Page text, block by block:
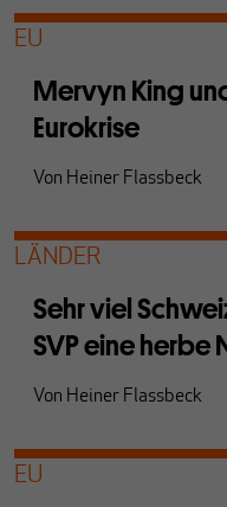
EU
Mervyn King
Eurokrise
Von Heiner Flassbeck
LÄNDER
Sehr viel
SVP eine herbe
Von Heiner Flassbeck
EU